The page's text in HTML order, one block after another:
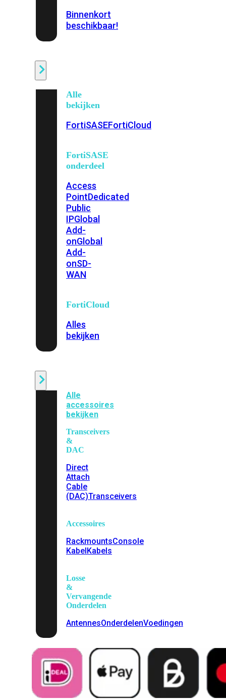
Binnenkort
beschikbaar!
Alle
bekijken
FortiSASEFortiCloud
FortiSASE
onderdeel
Access
PointDedicated
Public
IPGlobal
Add-
onGlobal
Add-
onSD-
WAN
FortiCloud
Alles
bekijken
Alle
accessoires
bekijken
Transceivers
&
DAC
Direct
Attach
Cable
(DAC)Transceivers
Accessoires
RackmountsConsole
KabelKabels
Losse
&
Vervangende
Onderdelen
AntennesOnderdelenVoedingen